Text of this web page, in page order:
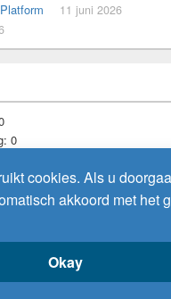
11 juni 2026
0
11.728
PhilaHanze
Catch Box by
cookies. Als u
akkoord met het
Okay